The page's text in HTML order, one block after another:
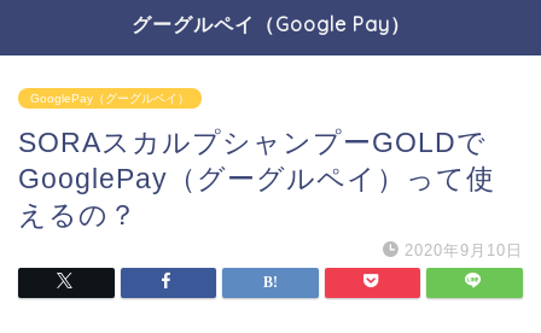
グーグルペイ（Google Pay）
GooglePay（グーグルペイ）
SORAスカルプシャンプーGOLDで
GooglePay（グーグルペイ）って使
えるの？
2020年9月10日